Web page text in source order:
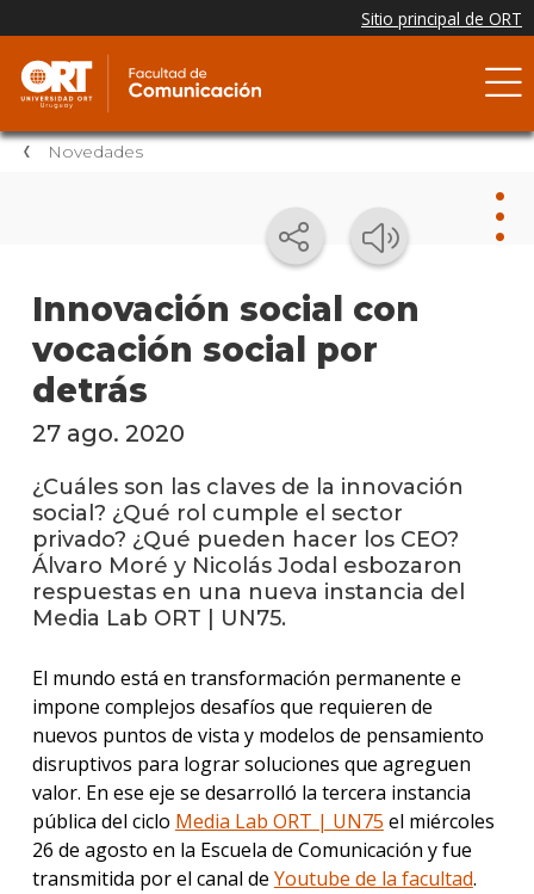
Novedades
Innovación social con
vocación social por
detrás
de
27 ago. 2020
¿Cuáles son las claves de la innovación
social? ¿Qué rol cumple el sector
privado? ¿Qué pueden hacer los CEO?
Álvaro Moré y Nicolás Jodal esbozaron
respuestas en una nueva instancia del
Media Lab ORT | UN75.
El mundo está en transformación permanente e
impone complejos desafíos que requieren de
nuevos puntos de vista y modelos de pensamiento
disruptivos para lograr soluciones que agreguen
valor. En ese eje se desarrolló la tercera instancia
pública del ciclo Media Lab ORT | UN75 el miércoles
26 de agosto en la Escuela de Comunicación y fue
transmitida por el canal de Youtube de la facultad.